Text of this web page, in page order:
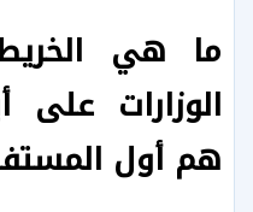
ما هي
الوزارات
هم أول